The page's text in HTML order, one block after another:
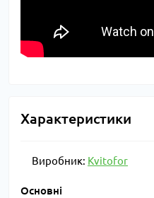
Характеристики
Виробник: Kvitofor
Основні